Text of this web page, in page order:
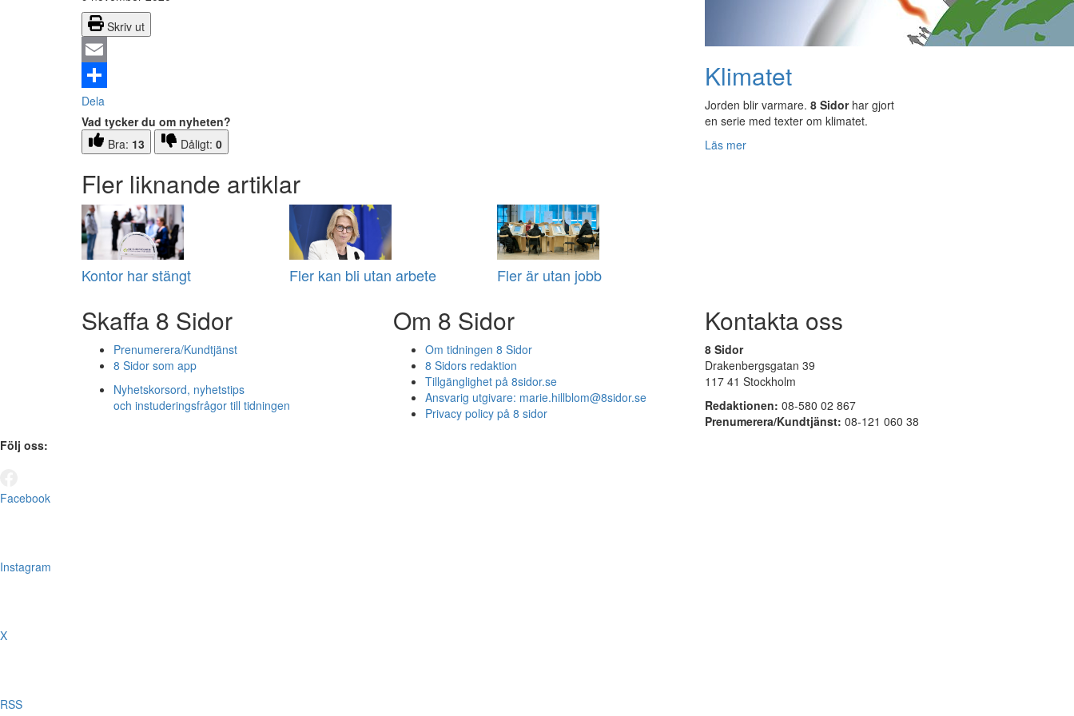
Skriv ut
Email
Dela
Vad tycker du om nyheten?
Bra: 13 Dåligt: 0
Fler liknande artiklar
Kontor har stängt Fler kan bli utan arbete Fler är utan jobb
Klimatet
Jorden blir varmare. 8 Sidorhar gjort
en serie med texter om klimatet.
Läs mer
Skaffa 8 Sidor
Prenumerera/Kundtjänst
8 Sidor som app
Nyhetskorsord, nyhetstips
och instuderingsfrågor till tidningen
Om 8 Sidor
Om tidningen 8 Sidor
8 Sidors redaktion
Tillgänglighet på 8sidor.se
Ansvarig utgivare: marie.hillblom@8sidor.se
Privacy policy på 8 sidor
Kontakta oss
8 Sidor
Drakenbergsgatan 39
117 41 Stockholm
Redaktionen: 08-580 02 867
Prenumerera/Kundtjänst: 08-121 060 38
Följ oss:
Facebook
Instagram
X
RSS